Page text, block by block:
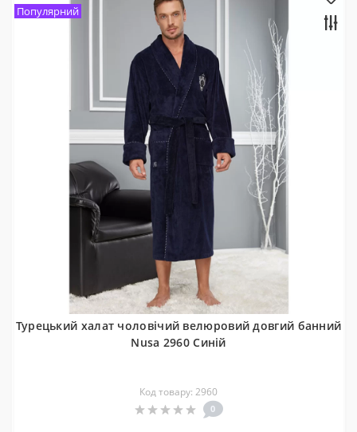
Популярний
Турецький халат чоловічий велюровий довгий банний
Nusa 2960 Синій
Код товару: 2960
0